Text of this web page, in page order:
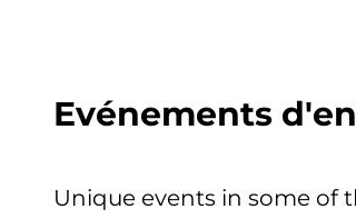
Evénements
Unique events in some of